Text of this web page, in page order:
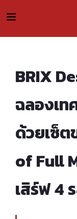
BRIX
ฉลองเท
ด้วยเซ็ต
of Full
เสิร์ฟ 4